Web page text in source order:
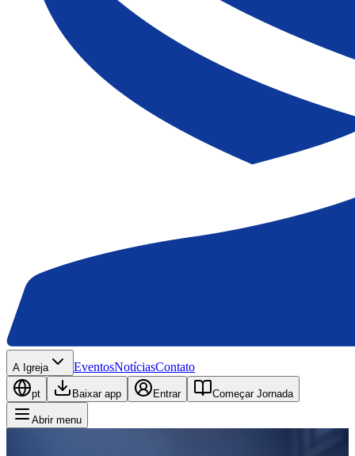
A Igreja EventosNotíciasContato
pt Baixar app Entrar Começar Jornada
Abrir menu